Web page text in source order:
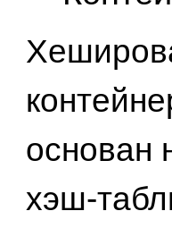
основан
хэш-